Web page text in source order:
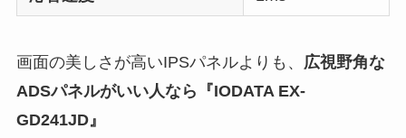
画面の美しさが高いIPSパネルよりも、 広視野角な
ADSパネルがいい人なら『IODATA EX-
GD241JD』